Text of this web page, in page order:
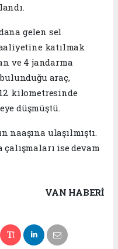
gelen sel
katılmak
ve 4 jandarma
araç,
kilometresinde
düşmüştü.
naaşına ulaşılmıştı.
ise devam
VAN HABERİ